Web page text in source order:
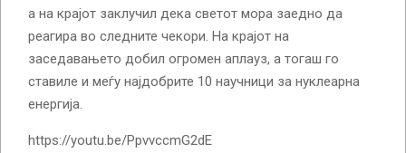
а на крајот заклучил дека светот мора заедно да
реагира во следните чекори. На крајот на
заседавањето добил огромен аплауз, а тогаш го
ставиле и меѓу најдобрите 10 научници за нуклеарна
енергија.
https://youtu.be/PpvvccmG2dE